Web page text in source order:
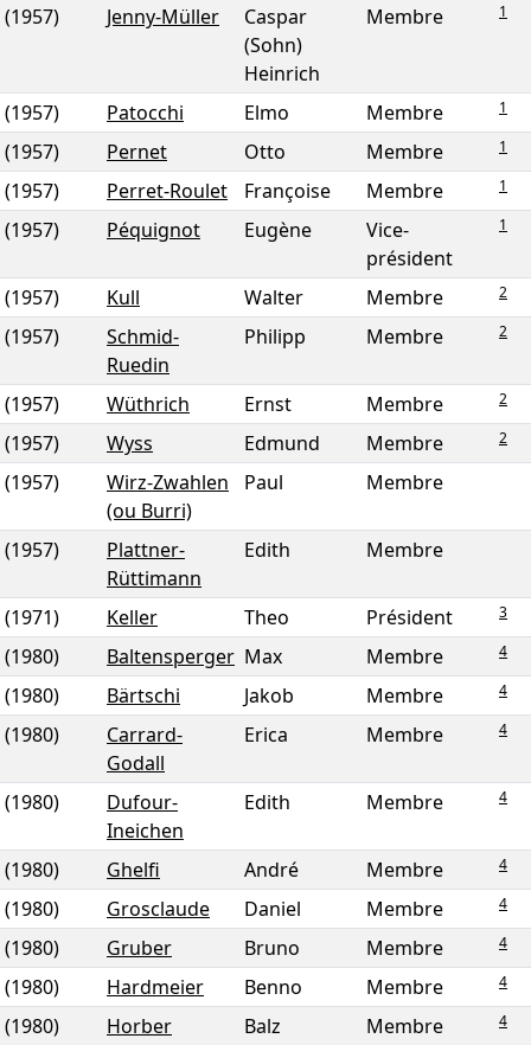
(1957) Jenny-Müller
Caspar
(Sohn)
Heinrich
Membre 1
(1957) Patocchi Elmo Membre 1
(1957) Pernet Otto Membre 1
(1957) Perret-Roulet Françoise Membre 1
(1957) Péquignot Eugène
Vice-
président
1
(1957) Kull Walter Membre 2
(1957)
Schmid-
Ruedin
Philipp Membre 2
(1957) Wüthrich Ernst Membre 2
(1957) Wyss Edmund Membre 2
(1957)
Wirz-Zwahlen
(ou Burri)
Paul Membre
(1957)
Plattner-
Rüttimann
Edith Membre
(1971) Keller Theo Président 3
(1980) Baltensperger Max Membre 4
(1980) Bärtschi Jakob Membre 4
(1980)
Carrard-
Godall
Erica Membre 4
(1980)
Dufour-
Ineichen
Edith Membre 4
(1980) Ghelfi André Membre 4
(1980) Grosclaude Daniel Membre 4
(1980) Gruber Bruno Membre 4
(1980) Hardmeier Benno Membre 4
(1980) Horber Balz Membre 4